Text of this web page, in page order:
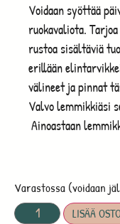
Voidaan syöttää
ruokavaliota.
rustoa sisältäviä
erillään
välineet ja pinnat
Valvo lemmikkiäsi
Ainoastaan
Varastossa (voidaan
LISÄÄ